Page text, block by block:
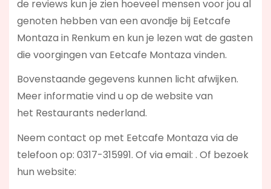
de reviews kun je zien hoeveel mensen voor jou al
genoten hebben van een avondje bij Eetcafe
Montaza in Renkum en kun je lezen wat de gasten
die voorgingen van Eetcafe Montaza vinden.
Bovenstaande gegevens kunnen licht afwijken.
Meer informatie vind u op de website van
het Restaurants nederland.
Neem contact op met Eetcafe Montaza via de
telefoon op: 0317-315991. Of via email: . Of bezoek
hun website: